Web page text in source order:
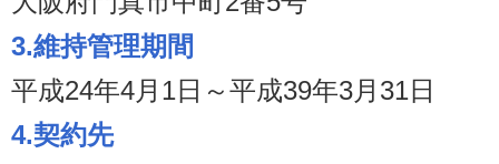
3.維持管理期間
平成24年4月1日～平成39年3月31日
4.契約先